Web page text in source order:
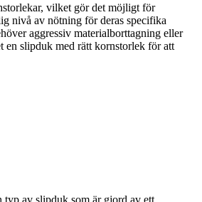
vilket gör det möjligt för
nivå av nötning för deras specifika
aggressiv materialborttagning eller
en slipduk med rätt kornstorlek för att
av slipduk som är gjord av ett